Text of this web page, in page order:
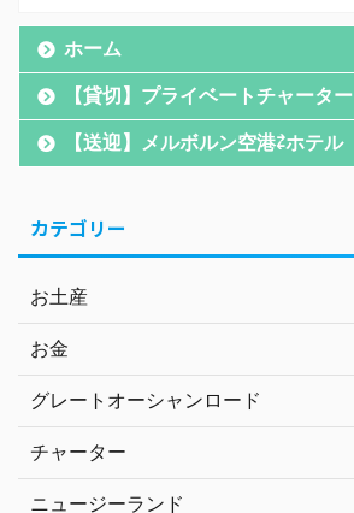
ホーム
【貸切】プライベートチャーター
【送迎】メルボルン空港⇄ホテル
カテゴリー
お土産
お金
グレートオーシャンロード
チャーター
ニュージーランド